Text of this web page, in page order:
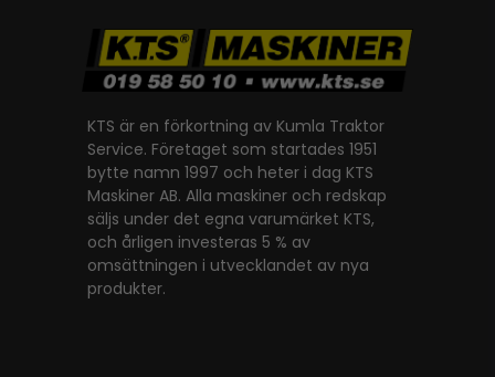
KTS är en förkortning av Kumla Traktor
Service. Företaget som startades 1951
bytte namn 1997 och heter i dag KTS
Maskiner AB. Alla maskiner och redskap
säljs under det egna varumärket KTS,
och årligen investeras 5 % av
omsättningen i utvecklandet av nya
produkter.